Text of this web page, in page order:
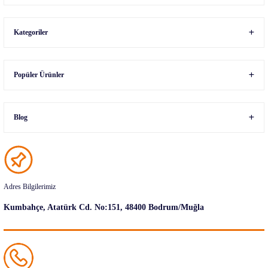
Kategoriler
Popüler Ürünler
Blog
Adres Bilgilerimiz
Kumbahçe, Atatürk Cd. No:151, 48400 Bodrum/Muğla